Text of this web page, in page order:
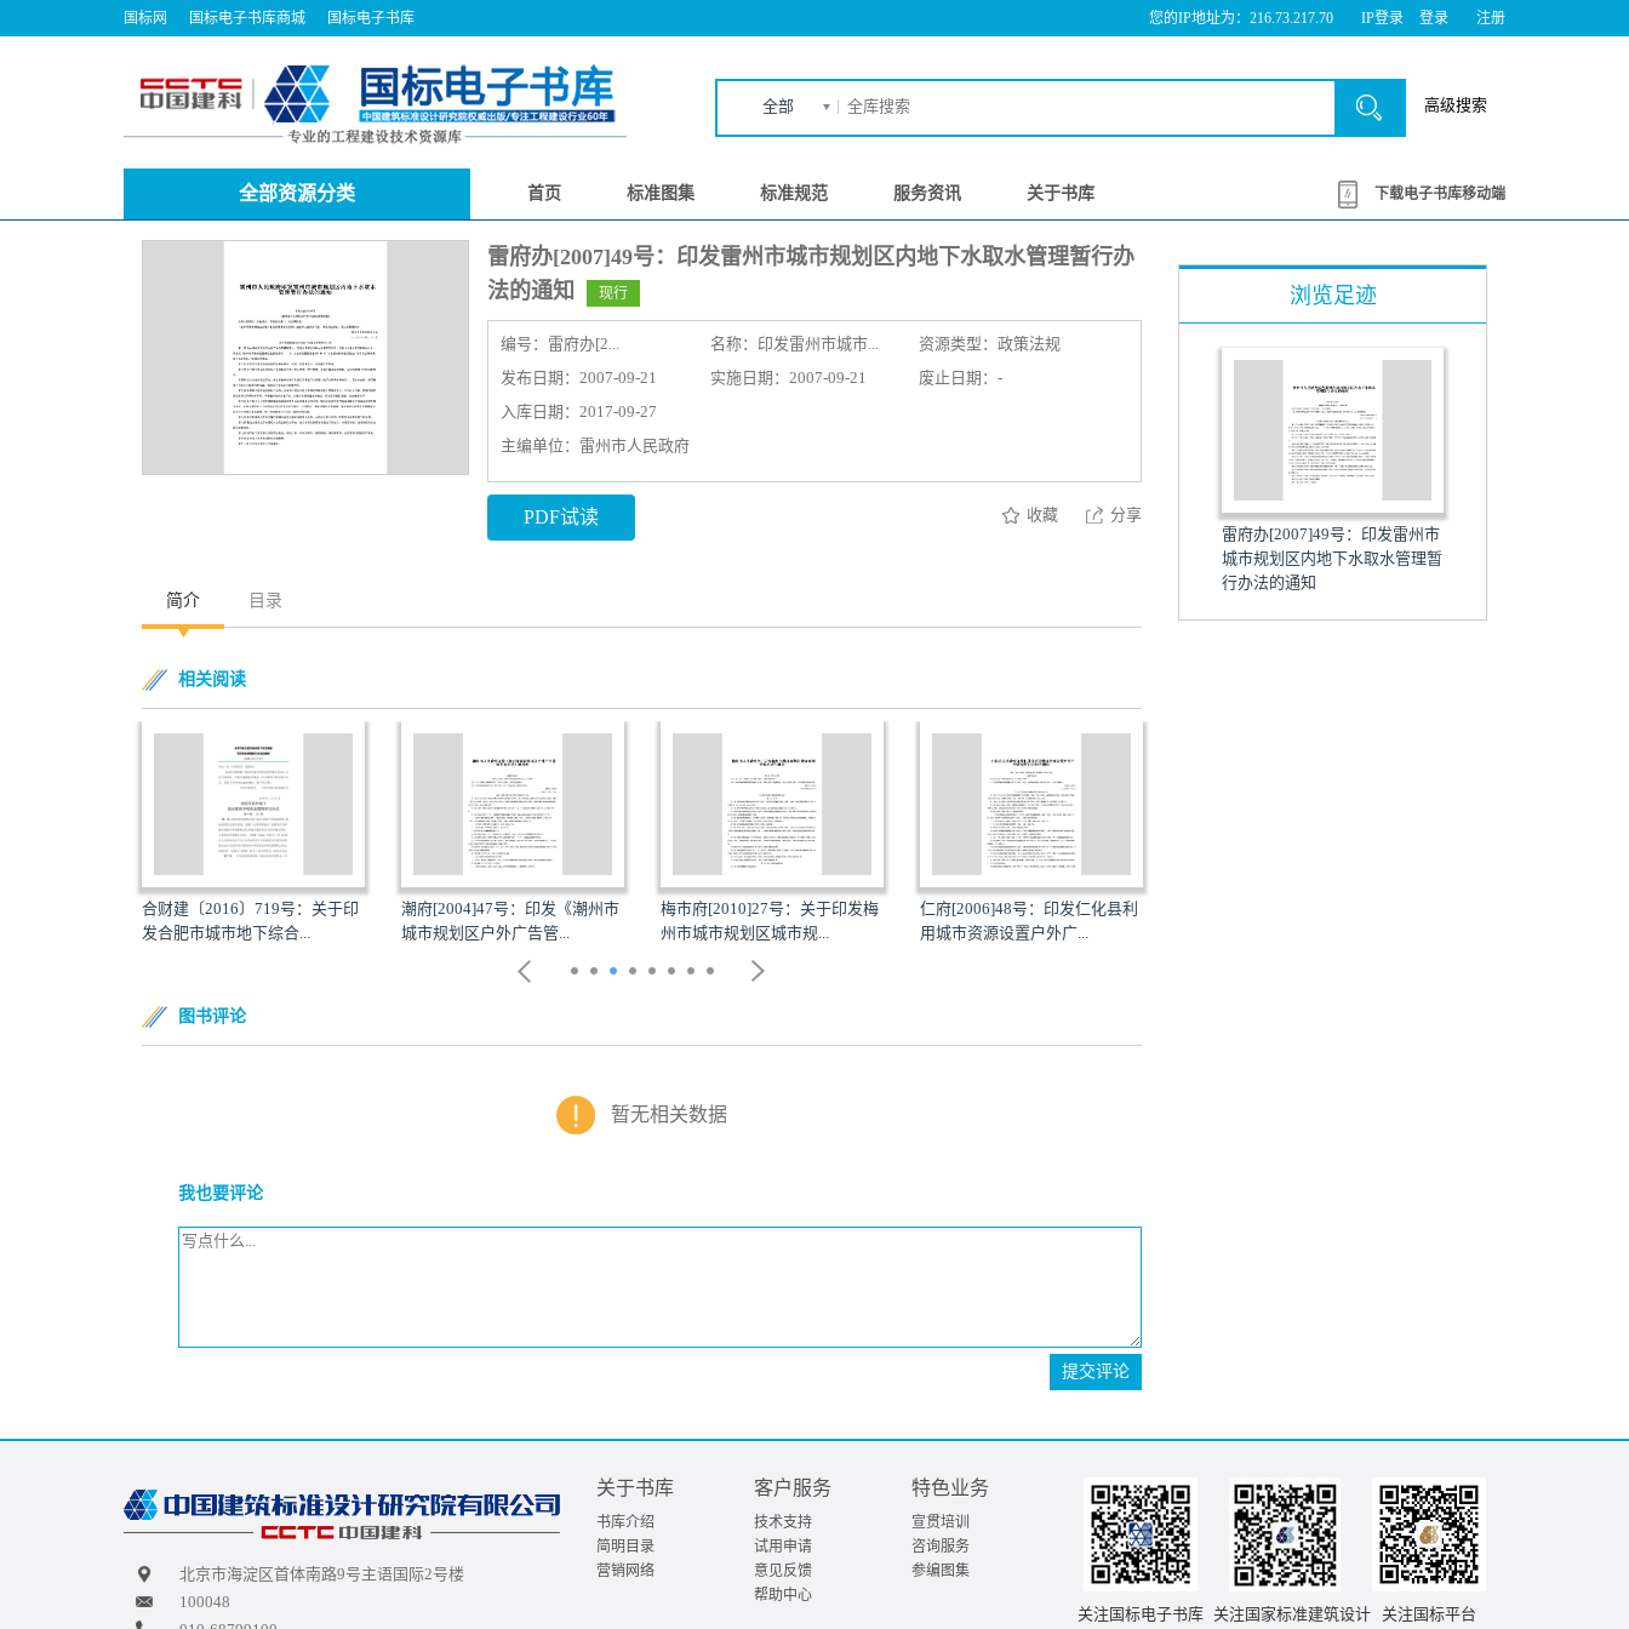
国标网 国标电子书库商城 国标电子书库 您的IP地址为：216.73.217.70 IP登录 登录 注册
全部 高级搜索
全部资源分类 首页 标准图集 标准规范 服务资讯 关于书库 下载电子书库移动端
雷府办[2007]49号：印发雷州市城市规划区内地下水取水管理暂行办
法的通知
现行
编号： 雷府办[2... 名称： 印发雷州市城市...
资源类型：政策法规
发布日期：2007-09-21
实施日期：2007-09-21
废止日期：-
入库日期：2017-09-27
主编单位：雷州市人民政府
PDF试读 收藏 分享
简介 目录
相关阅读
合财建〔2016〕719号：关于印
发合肥市城市地下综合...
潮府[2004]47号：印发《潮州市
城市规划区户外广告管...
梅市府[2010]27号：关于印发梅
州市城市规划区城市规...
仁府[2006]48号：印发仁化县利
用城市资源设置户外广...
图书评论
暂无相关数据
我也要评论
提交评论
浏览足迹
雷府办[2007]49号：印发雷州市
城市规划区内地下水取水管理暂
行办法的通知
北京市海淀区首体南路9号主语国际2号楼
100048
关于书库
书库介绍
简明目录
营销网络
客户服务
技术支持
试用申请
意见反馈
帮助中心
特色业务
宣贯培训
咨询服务
参编图集
关注国标电子书库 关注国家标准建筑设计 关注国标平台